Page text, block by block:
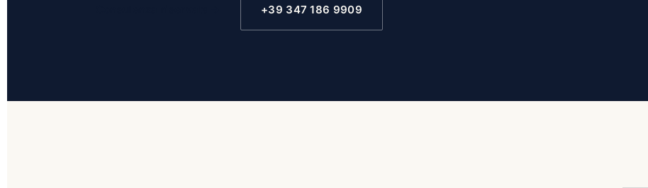
+39 347 186 9909